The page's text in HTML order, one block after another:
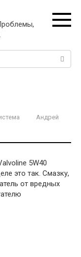
Андрей
5W40
это так. Смазку,
от вредных